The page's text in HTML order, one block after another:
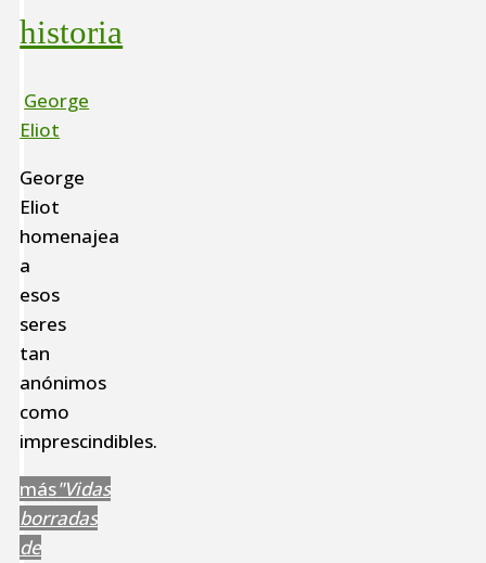
historia
George
Eliot
George
Eliot
homenajea
a
esos
seres
tan
anónimos
como
imprescindibles.
más"Vidas
borradas
de